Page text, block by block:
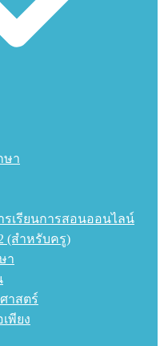
ษา
รเรียนการสอนออนไลน์
(สำหรับครู)
า
าสตร์
พียง